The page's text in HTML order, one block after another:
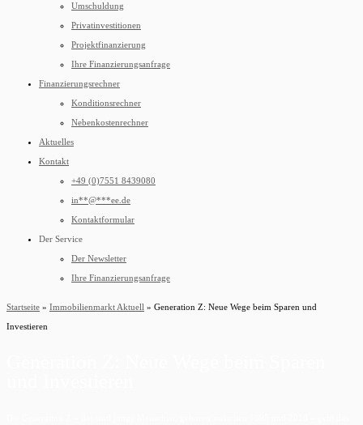
Umschuldung
Privatinvestitionen
Projektfinanzierung
Ihre Finanzierungsanfrage
Finanzierungsrechner
Konditionsrechner
Nebenkostenrechner
Aktuelles
Kontakt
+49 (0)7551 8439080
in**@***ee.de
Kontaktformular
Der Service
Der Newsletter
Ihre Finanzierungsanfrage
Startseite » Immobilienmarkt Aktuell » Generation Z: Neue Wege beim Sparen und
Investieren